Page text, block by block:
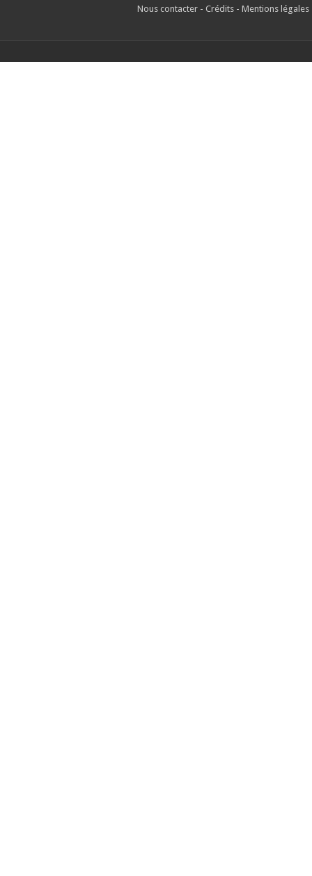
Nous contacter- Crédits- Mentions légales